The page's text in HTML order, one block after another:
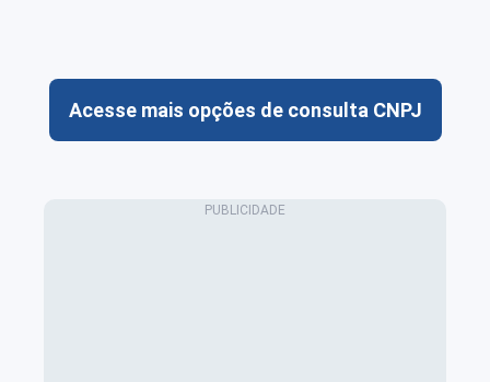
Acesse mais opções de consulta CNPJ